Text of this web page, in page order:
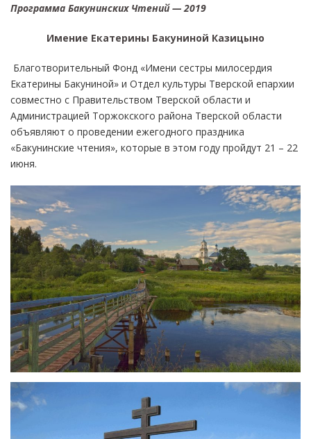
Программа Бакунинских Чтений — 2019
Имение Екатерины Бакуниной Казицыно
Благотворительный Фонд «Имени сестры милосердия
Екатерины Бакуниной» и Отдел культуры Тверской епархии
совместно с Правительством Тверской области и
Администрацией Торжокского района Тверской области
объявляют о проведении ежегодного праздника
«Бакунинские чтения», которые в этом году пройдут 21 – 22
июня.